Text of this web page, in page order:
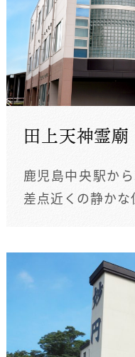
田上天神霊廟
鹿児島中央駅か
差点近くの静かな